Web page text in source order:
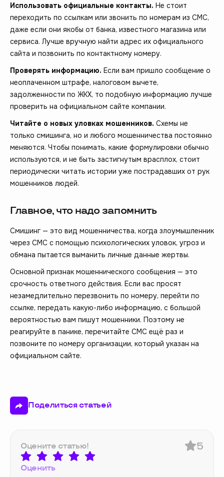
Использовать официальные контакты. Не стоит
переходить по ссылкам или звонить по номерам из СМС,
даже если они якобы от банка, известного магазина или
сервиса. Лучше вручную найти адрес их официального
сайта и позвонить по контактному номеру.
Проверять информацию. Если вам пришло сообщение о
неоплаченном штрафе, налоговом вычете,
задолженности по ЖКХ, то подобную информацию лучше
проверить на официальном сайте компании.
Читайте о новых уловках мошенников. Схемы не
только смишинга, но и любого мошенничества постоянно
меняются. Чтобы понимать, какие формулировки обычно
используются, и не быть застигнутым врасплох, стоит
периодически читать истории уже пострадавших от рук
мошенников людей.
Главное, что надо запомнить
Смишинг — это вид мошенничества, когда злоумышленник
через СМС с помощью психологических уловок, угроз и
обмана пытается выманить личные данные жертвы.
Основной признак мошеннического сообщения — это
срочность ответного действия. Если вас просят
незамедлительно перезвонить по номеру, перейти по
ссылке, передать какую-либо информацию, с большой
вероятностью вам пишут мошенники. Поэтому не
реагируйте в панике, перечитайте СМС ещё раз и
позвоните по номеру организации, который указан на
официальном сайте.
Поделиться статьей
Оцените статью!
Оценить
5